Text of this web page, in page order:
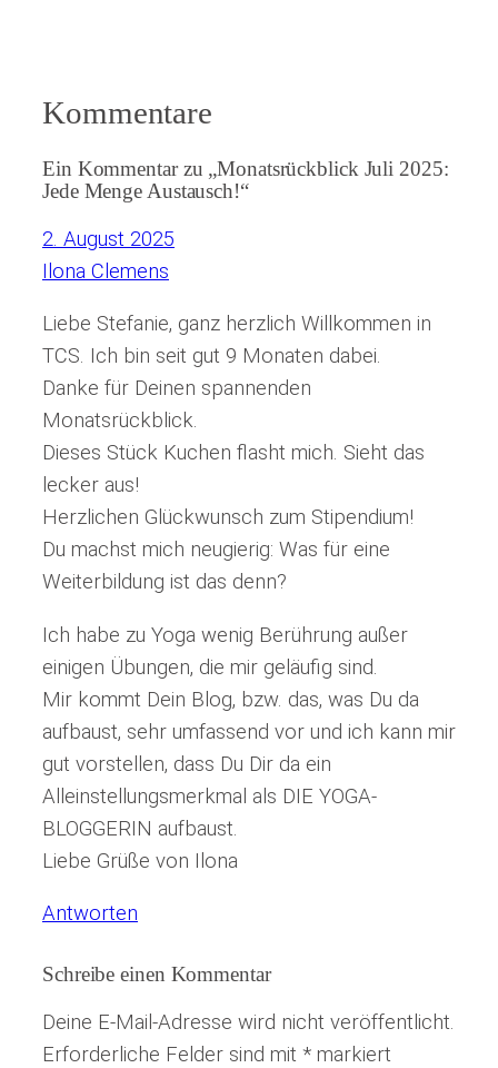
Kommentare
Ein Kommentar zu „Monatsrückblick Juli 2025:
Jede Menge Austausch!“
2. August 2025
Ilona Clemens
Liebe Stefanie, ganz herzlich Willkommen in
TCS. Ich bin seit gut 9 Monaten dabei.
Danke für Deinen spannenden
Monatsrückblick.
Dieses Stück Kuchen flasht mich. Sieht das
lecker aus!
Herzlichen Glückwunsch zum Stipendium!
Du machst mich neugierig: Was für eine
Weiterbildung ist das denn?
Ich habe zu Yoga wenig Berührung außer
einigen Übungen, die mir geläufig sind.
Mir kommt Dein Blog, bzw. das, was Du da
aufbaust, sehr umfassend vor und ich kann mir
gut vorstellen, dass Du Dir da ein
Alleinstellungsmerkmal als DIE YOGA-
BLOGGERIN aufbaust.
Liebe Grüße von Ilona
Antworten
Schreibe einen Kommentar
Deine E-Mail-Adresse wird nicht veröffentlicht.
Erforderliche Felder sind mit * markiert